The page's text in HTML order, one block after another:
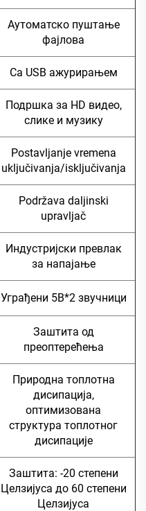
Аутоматско пуштање
фајлова
Са USB ажурирањем
Подршка за HD видео,
слике и музику
Postavljanje vremena
uključivanja/isključivanja
Podržava daljinski
upravljač
Индустријски превлак
за напајање
Уграђени 5В*2 звучници
Заштита од
преоптерећења
Природна топлотна
дисипација,
оптимизована
структура топлотног
дисипације
Заштита: -20 степени
Целзијуса до 60 степени
Целзијуса